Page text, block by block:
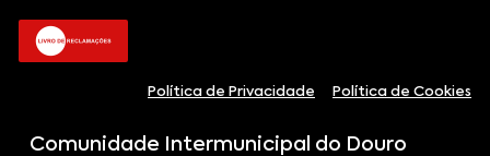
Política de Privacidade Política de Cookies
Comunidade Intermunicipal do Douro